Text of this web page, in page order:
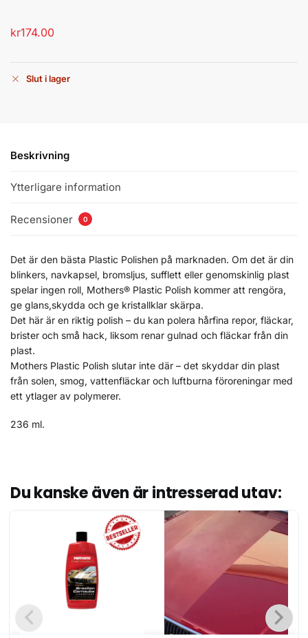
kr174.00
Slut i lager
Beskrivning
Ytterligare information
Recensioner 0
Det är den bästa Plastic Polishen på marknaden. Om det är din
blinkers, navkapsel, bromsljus, sufflett eller genomskinlig plast
spelar ingen roll, Mothers® Plastic Polish kommer att rengöra,
ge glans,skydda och ge kristallklar skärpa.
Det här är en riktig polish – du kan polera hårfina repor, fläckar,
brister och små hack, liksom renar gulnad och fläckar från din
plast.
Mothers Plastic Polish slutar inte där – det skyddar din plast
från solen, smog, vattenfläckar och luftburna föroreningar med
ett ytlager av polymerer.
236 ml.
Du kanske även är intresserad utav: